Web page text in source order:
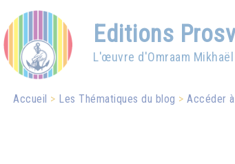
Editions
L'œuvre d'Omraam
Accueil Les Thématiques du blog Accéder